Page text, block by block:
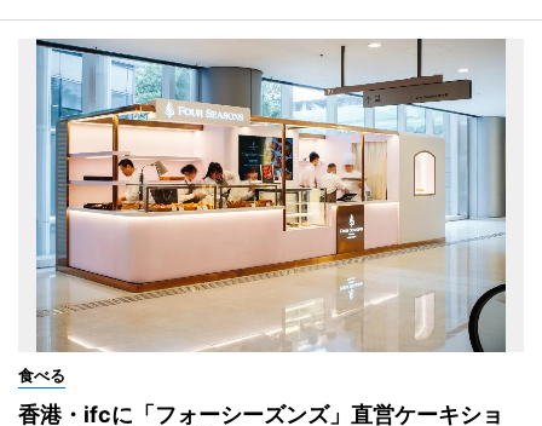
食べる
香港・ifcに「フォーシーズンズ」直営ケーキショ